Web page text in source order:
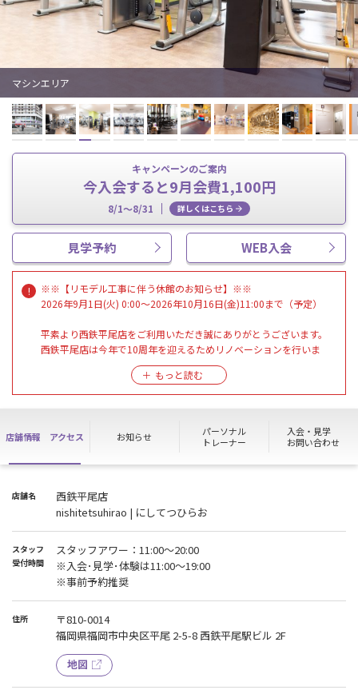
マシンエリア
キャンペーンのご案内
今入会すると9月会費1,100円
8/1～8/31 詳しくはこちら
見学予約 WEB入会
※※【リモデル工事に伴う休館のお知らせ】※※
2026年9月1日(火) 0:00～2026年10月16日(金)11:00まで（予定）
平素より西鉄平尾店をご利用いただき誠にありがとうございます。
西鉄平尾店は今年で10周年を迎えるためリノベーションを行いま
つきましては、館内のデザインやマシン・レイアウトの変更を行う
ために、ジムを一時休館とさせていただきます。
※休館期間中、当店のご利用はできません。各種お手続きは、臨時
受付店舗【西新店】にてお受けいたします。
たします。詳細は別途お知らせいたします。
※休館期間中も他店舗の利用状況に応じ、利用規約第12条に定める
移籍ルールの適用対象となります。
移籍になると休館中の特別価格が適用されません。また、移籍に
なってしまった場合は移籍先店舗の通常会費が適用されます。
・会員様の施設利用は通常通り可能となります。
・新規入会・見学体験・休退会等を含む各種お手続き全般を行う事
が出来ません。
・ハイスクールパスの利用が出来ません。
店舗情報 アクセス お知らせ
パーソナル
トレーナー
入会・見学
お問い合わせ
店舗名
西鉄平尾店
nishitetsuhirao | にしてつひらお
スタッフ
受付時間
スタッフアワー：11:00〜20:00
※入会･見学･体験は11:00～19:00
※事前予約推奨
住所
〒810-0014
福岡県福岡市中央区平尾 2-5-8 西鉄平尾駅ビル 2F
地図